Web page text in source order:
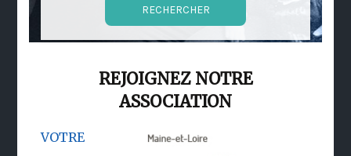
REJOIGNEZ NOTRE
ASSOCIATION
VOTRE